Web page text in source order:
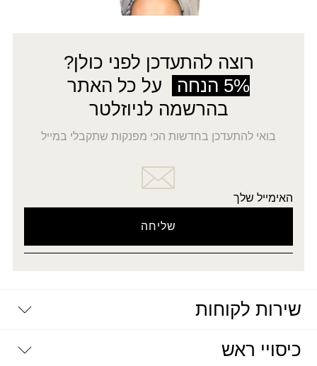
רוצה להתעדכן לפני כולן?
5% הנחה
על כל האתר
בהרשמה לניוזלטר
בואי להתעדכן בחדשות הכי מפנקות שתקבלי במייל
האימייל שלך
שירות לקוחות
דרושים
כיסויי ראש